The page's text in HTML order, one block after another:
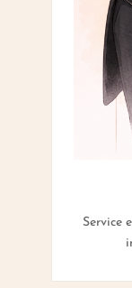
Service